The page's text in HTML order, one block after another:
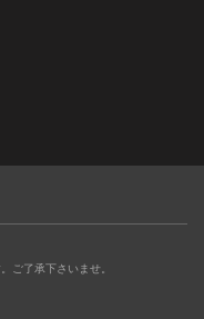
ご了承下さいませ。